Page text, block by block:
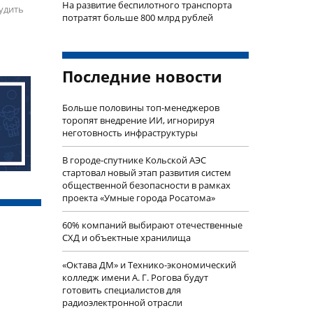
На развитие беспилотного транспорта
потратят больше 800 млрд рублей
Последние новости
Больше половины топ-менеджеров
торопят внедрение ИИ, игнорируя
неготовность инфраструктуры
В городе-спутнике Кольской АЭС
стартовал новый этап развития систем
общественной безопасности в рамках
проекта «Умные города Росатома»
60% компаний выбирают отечественные
СХД и объектные хранилища
«Октава ДМ» и Технико-экономический
колледж имени А. Г. Рогова будут
готовить специалистов для
радиоэлектронной отрасли